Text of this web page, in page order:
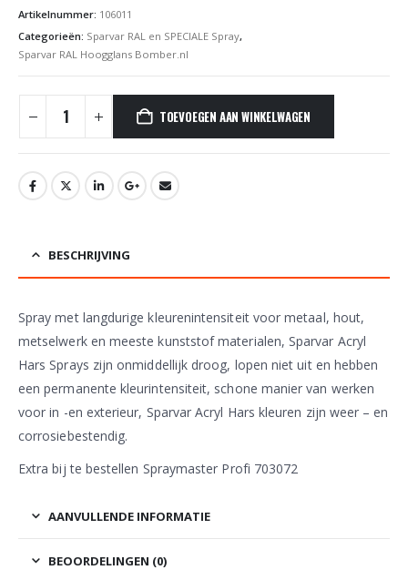
Artikelnummer: 106011
Categorieën: Sparvar RAL en SPECIALE Spray,
Sparvar RAL Hoogglans Bomber.nl
TOEVOEGEN AAN WINKELWAGEN
BESCHRIJVING
Spray met langdurige kleurenintensiteit voor metaal, hout,
metselwerk en meeste kunststof materialen, Sparvar Acryl
Hars Sprays zijn onmiddellijk droog, lopen niet uit en hebben
een permanente kleurintensiteit, schone manier van werken
voor in -en exterieur, Sparvar Acryl Hars kleuren zijn weer – en
corrosiebestendig.
Extra bij te bestellen Spraymaster Profi 703072
AANVULLENDE INFORMATIE
BEOORDELINGEN (0)